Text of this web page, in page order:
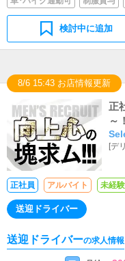
検討中に追加
8/6 15:43 お店情報更新
正
～
[デ
正社員 アルバイト 未経
送迎ドライバー
送迎ドライバーの求人情報